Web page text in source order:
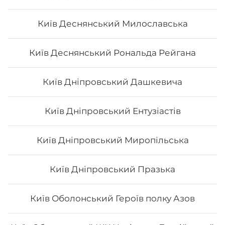
Київ Деснянський Милославська
Київ Деснянський Рональда Рейгана
Київ Дніпровський Дашкевича
Київ Дніпровський Ентузіастів
Київ Дніпровський Миропільська
Київ Дніпровський Празька
Київ Оболонський Героїв полку Азов